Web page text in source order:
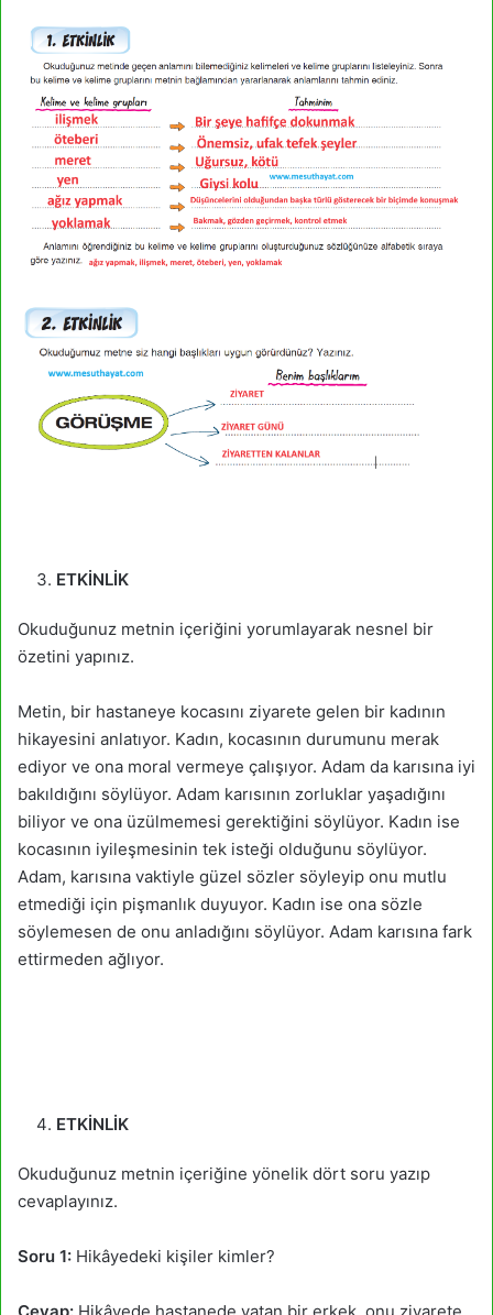
ETKİNLİK
Okuduğunuz metnin içeriğini yorumlayarak nesnel bir
özetini yapınız.
Metin, bir hastaneye kocasını ziyarete gelen bir kadının
hikayesini anlatıyor. Kadın, kocasının durumunu merak
ediyor ve ona moral vermeye çalışıyor. Adam da karısına iyi
bakıldığını söylüyor. Adam karısının zorluklar yaşadığını
biliyor ve ona üzülmemesi gerektiğini söylüyor. Kadın ise
kocasının iyileşmesinin tek isteği olduğunu söylüyor.
Adam, karısına vaktiyle güzel sözler söyleyip onu mutlu
etmediği için pişmanlık duyuyor. Kadın ise ona sözle
söylemesen de onu anladığını söylüyor. Adam karısına fark
ettirmeden ağlıyor.
ETKİNLİK
Okuduğunuz metnin içeriğine yönelik dört soru yazıp
cevaplayınız.
Soru 1: Hikâyedeki kişiler kimler?